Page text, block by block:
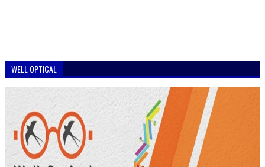
WELL OPTICAL